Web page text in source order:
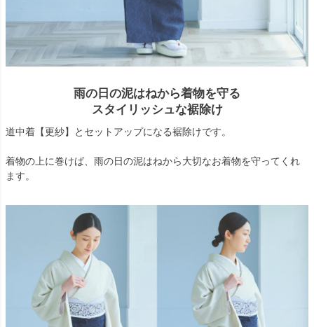
雨の日の泥はねから着物を守る
スタイリッシュな裾除け
道中着【更紗】とセットアップになる裾除けです。
着物の上に巻けば、雨の日の泥はねから大切なお着物を守ってくれ
ます。